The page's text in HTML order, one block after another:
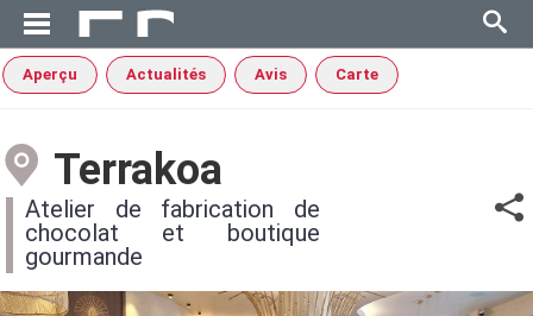
Aperçu Actualités Avis Carte
Terrakoa
Atelier de fabrication de
chocolat et boutique
gourmande